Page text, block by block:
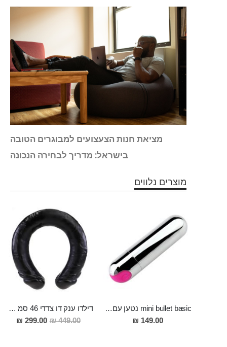
מציאת חנות הצעצועים למבוגרים הטובה
בישראל: מדריך לבחירה הנכונה
מוצרים נלווים
mini bullet basic נטען עם מספר מהירויות
149.00 ₪
דילדו ענק דו צדדי 46 סמ אורך 5 סמ רוחב כבד ובעל נוכחותDamon
449.00 ₪
מחיר
מבצע
299.00 ₪